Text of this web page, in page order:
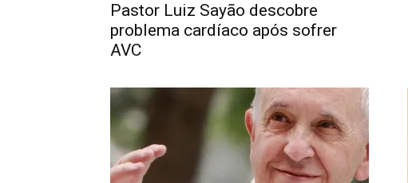
Pastor Luiz Sayão descobre
problema cardíaco após sofrer
AVC